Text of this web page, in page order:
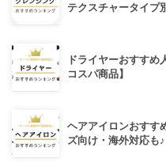
テクスチャータイプ
ドライヤーおすすめ
コスパ商品】
ヘアアイロンおすす
ズ向け・海外対応も♪